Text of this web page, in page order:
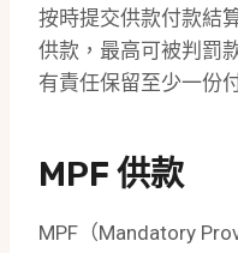
按時提交供款付款結
供款，最高可被判罰
有責任保留至少一份
MPF 供款
MPF（Mandatory